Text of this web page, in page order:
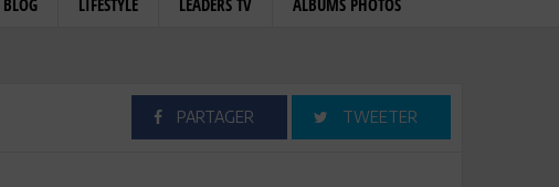
BLOG LIFESTYLE LEADERS TV ALBUMS PHOTOS
PARTAGER TWEETER